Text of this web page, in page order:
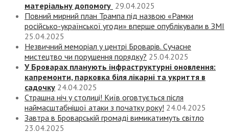
матеріальну допомогу 29.04.2025
Повний мирний план Трампа під назвою «‎Рамки
російсько-української угоди» вперше опублікували в ЗМІ
25.04.2025
Незвичний меморіал у центрі Броварів. Сучасне
мистецтво чи порушення порядку? 25.04.2025
У Броварах планують інфраструктурні оновлення:
капремонти, парковка біля лікарні та укриття в
садочку 24.04.2025
Страшна ніч у столиці! Київ оговтується після
наймасштабнішої атаки з початку року! 24.04.2025
Завтра в Броварській громаді вимикатимуть світло
23.04.2025